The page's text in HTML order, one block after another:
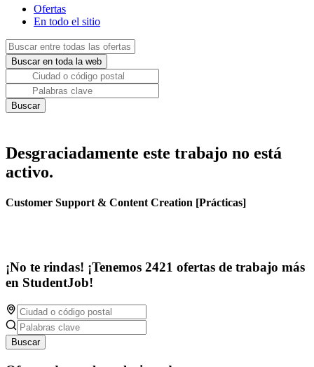
Ofertas
En todo el sitio
Desgraciadamente este trabajo no está
activo.
Customer Support & Content Creation [Prácticas]
¡No te rindas! ¡Tenemos 2421 ofertas de trabajo más
en StudentJob!
Buscar